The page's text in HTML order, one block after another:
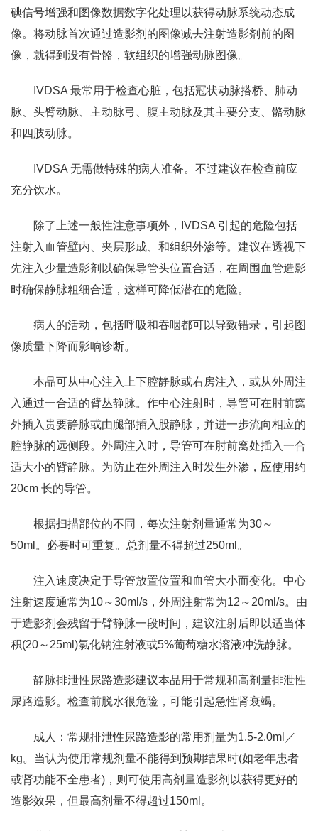
碘信号增强和图像数据数字化处理以获得动脉系统动态成
像。将动脉首次通过造影剂的图像减去注射造影剂前的图
像，就得到没有骨骼，软组织的增强动脉图像。
IVDSA 最常用于检查心脏，包括冠状动脉搭桥、肺动
脉、头臂动脉、主动脉弓、腹主动脉及其主要分支、骼动脉
和四肢动脉。
IVDSA 无需做特殊的病人准备。不过建议在检查前应
充分饮水。
除了上述一般性注意事项外，IVDSA 引起的危险包括
注射入血管壁内、夹层形成、和组织外渗等。建议在透视下
先注入少量造影剂以确保导管头位置合适，在周围血管造影
时确保静脉粗细合适，这样可降低潜在的危险。
病人的活动，包括呼吸和吞咽都可以导致错录，引起图
像质量下降而影响诊断。
本品可从中心注入上下腔静脉或右房注入，或从外周注
入通过一合适的臂丛静脉。作中心注射时，导管可在肘前窝
外插入贵要静脉或由腿部插入股静脉，并进一步流向相应的
腔静脉的远侧段。外周注入时，导管可在肘前窝处插入一合
适大小的臂静脉。为防止在外周注入时发生外渗，应使用约
20cm 长的导管。
根据扫描部位的不同，每次注射剂量通常为30～
50ml。必要时可重复。总剂量不得超过250ml。
注入速度决定于导管放置位置和血管大小而变化。中心
注射速度通常为10～30ml/s，外周注射常为12～20ml/s。由
于造影剂会残留于臂静脉一段时间，建议注射后即以适当体
积(20～25ml)氯化钠注射液或5%葡萄糖水溶液冲洗静脉。
静脉排泄性尿路造影建议本品用于常规和高剂量排泄性
尿路造影。检查前脱水很危险，可能引起急性肾衰竭。
成人：常规排泄性尿路造影的常用剂量为1.5-2.0ml／
kg。当认为使用常规剂量不能得到预期结果时(如老年患者
或肾功能不全患者)，则可使用高剂量造影剂以获得更好的
造影效果，但最高剂量不得超过150ml。